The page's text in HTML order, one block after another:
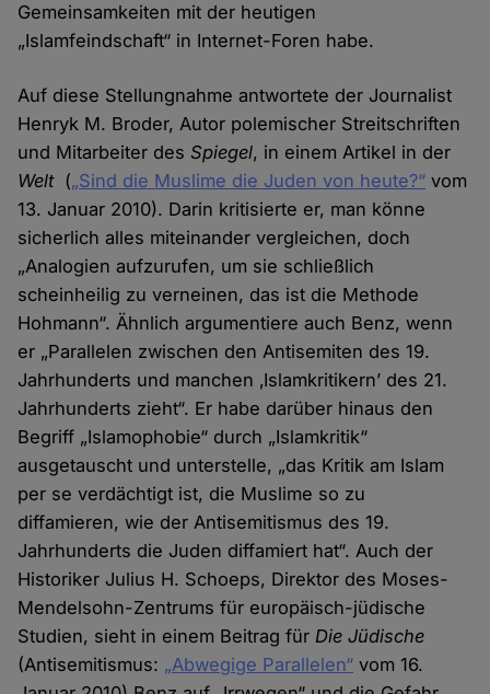
Gemeinsamkeiten mit der heutigen
„Islamfeindschaft“ in Internet-Foren habe.
Auf diese Stellungnahme antwortete der Journalist
Henryk M. Broder, Autor polemischer Streitschriften
und Mitarbeiter desSpiegel, in einem Artikel in der
Welt(„Sind die Muslime die Juden von heute?“ vom
13. Januar 2010). Darin kritisierte er, man könne
sicherlich alles miteinander vergleichen, doch
„Analogien aufzurufen, um sie schließlich
scheinheilig zu verneinen, das ist die Methode
Hohmann“. Ähnlich argumentiere auch Benz, wenn
er „Parallelen zwischen den Antisemiten des 19.
Jahrhunderts und manchen ‚Islamkritikern’ des 21.
Jahrhunderts zieht“. Er habe darüber hinaus den
Begriff „Islamophobie“ durch „Islamkritik“
ausgetauscht und unterstelle, „das Kritik am Islam
per se verdächtigt ist, die Muslime so zu
diffamieren, wie der Antisemitismus des 19.
Jahrhunderts die Juden diffamiert hat“. Auch der
Historiker Julius H. Schoeps, Direktor des Moses-
Mendelsohn-Zentrums für europäisch-jüdische
Studien, sieht in einem Beitrag fürDie Jüdische
(Antisemitismus: „Abwegige Parallelen“ vom 16.